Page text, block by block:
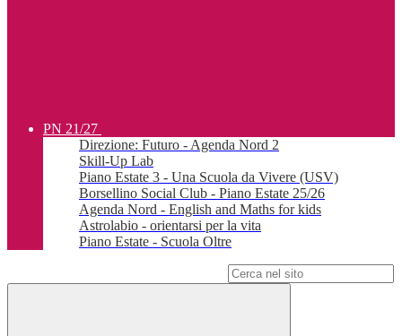
PN 21/27
Direzione: Futuro - Agenda Nord 2
Skill-Up Lab
Piano Estate 3 - Una Scuola da Vivere (USV)
Borsellino Social Club - Piano Estate 25/26
Agenda Nord - English and Maths for kids
Astrolabio - orientarsi per la vita
Piano Estate - Scuola Oltre